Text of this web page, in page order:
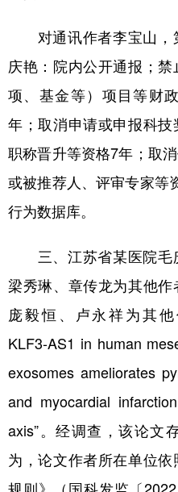
对通讯作者李宝山，
庆艳：院内公开通报；
项、基金等）项目等财
年；取消申请或申报科
职称晋升等资格7年；取
或被推荐人、评审专家等
行为数据库。
三、江苏省某医院毛
梁秀琳、章传龙为其他
庞毅恒、卢永祥为其他
KLF3-AS1 in human
exosomes ameliorates
and myocardial
axis”。经调查，该论文
为，论文作者所在单位
规则》（国科发监〔